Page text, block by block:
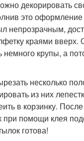
декорировать
это
непрозрачным,
краями вверх.
немного крупы, а
несколько
из них
в корзинку.
при помощи клея
готова!